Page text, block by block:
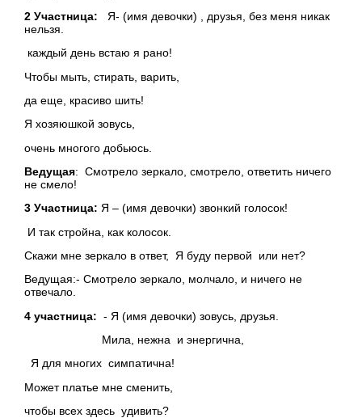
2 Участница:
Я- (имя девочки) , друзья, без меня никак
нельзя.
каждый день встаю я рано!
Чтобы мыть, стирать, варить,
да еще, красиво шить!
Я хозяюшкой зовусь,
очень многого добьюсь.
Ведущая: Смотрело зеркало, смотрело, ответить ничего
не смело!
3 Участница: Я – (имя девочки) звонкий голосок!
И так стройна, как колосок.
Скажи мне зеркало в ответ, Я буду первой или нет?
Ведущая:- Смотрело зеркало, молчало, и ничего не
отвечало.
4 участница: - Я (имя девочки) зовусь, друзья.
Мила, нежна и энергична,
Я для многих симпатична!
Может платье мне сменить,
чтобы всех здесь удивить?